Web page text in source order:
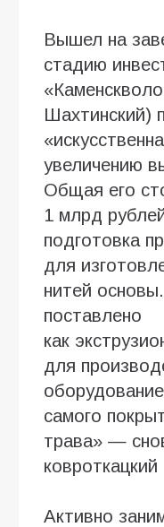
Вышел на
стадию
Шахтинский)
увеличению
Общая его
1 млрд
подготовка
для
нитей
поставлено
как
для
самого
трава» —
ковроткацкий
Активно